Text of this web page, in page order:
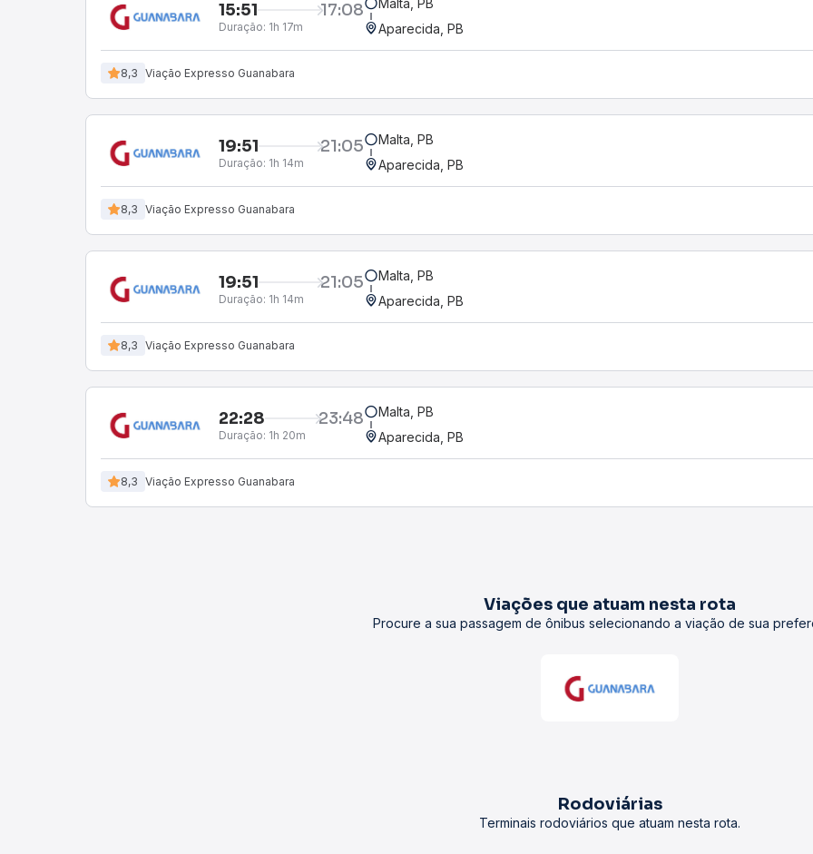
15:51 17:08
Duração: 1h 17m
Malta, PB
Aparecida, PB
8,3 Viação Expresso Guanabara
19:51 21:05
Duração: 1h 14m
Malta, PB
Aparecida, PB
8,3 Viação Expresso Guanabara
19:51 21:05
Duração: 1h 14m
Malta, PB
Aparecida, PB
8,3 Viação Expresso Guanabara
22:28 23:48
Duração: 1h 20m
Malta, PB
Aparecida, PB
8,3 Viação Expresso Guanabara
Viações que atuam nesta rota
Procure a sua passagem de ônibus selecionando a viação de sua
Rodoviárias
Terminais rodoviários que atuam nesta rota.